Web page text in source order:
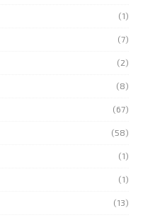
(1)
(7)
(2)
(8)
(67)
(58)
(1)
(1)
(13)